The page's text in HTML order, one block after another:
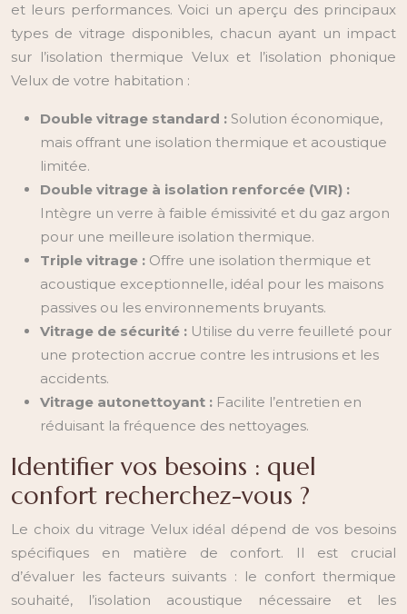
et leurs performances. Voici un aperçu des principaux
types de vitrage disponibles, chacun ayant un impact
sur l’isolation thermique Velux et l’isolation phonique
Velux de votre habitation :
Double vitrage standard : Solution économique,
mais offrant une isolation thermique et acoustique
limitée.
Double vitrage à isolation renforcée (VIR) :
Intègre un verre à faible émissivité et du gaz argon
pour une meilleure isolation thermique.
Triple vitrage : Offre une isolation thermique et
acoustique exceptionnelle, idéal pour les maisons
passives ou les environnements bruyants.
Vitrage de sécurité : Utilise du verre feuilleté pour
une protection accrue contre les intrusions et les
accidents.
Vitrage autonettoyant : Facilite l’entretien en
réduisant la fréquence des nettoyages.
Identifier vos besoins : quel
confort recherchez-vous ?
Le choix du vitrage Velux idéal dépend de vos besoins
spécifiques en matière de confort. Il est crucial
d’évaluer les facteurs suivants : le confort thermique
souhaité, l’isolation acoustique nécessaire et les